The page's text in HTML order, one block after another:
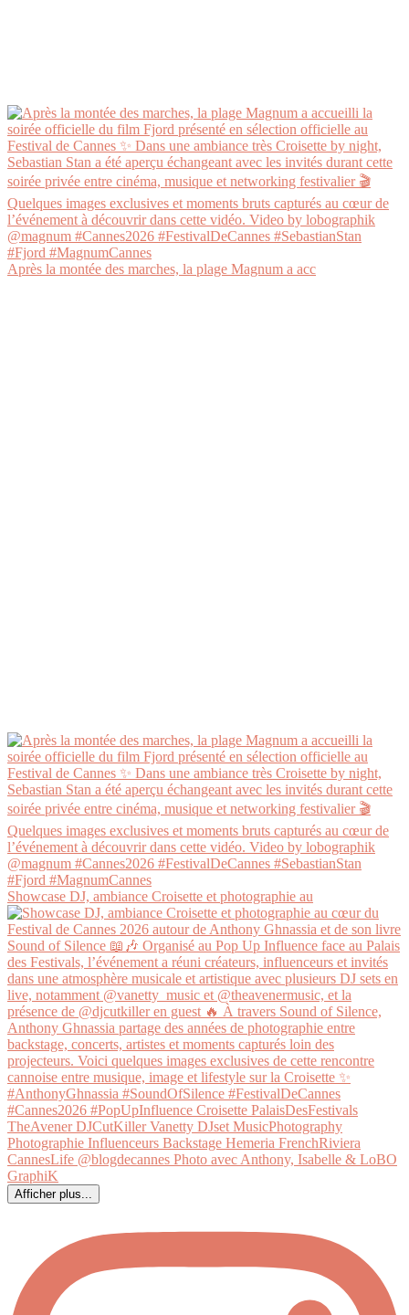
Après la montée des marches, la plage Magnum a acc
Showcase DJ, ambiance Croisette et photographie au
Afficher plus...